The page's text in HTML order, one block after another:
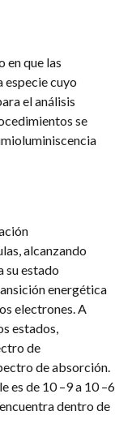
en que las
especie cuyo
el análisis
se
alcanzando
su estado
energética
electrones. A
estados,
de
de absorción.
es de 10 –9 a 10 –6
dentro de